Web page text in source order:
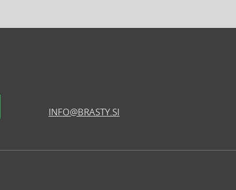
INFO@BRASTY.SI